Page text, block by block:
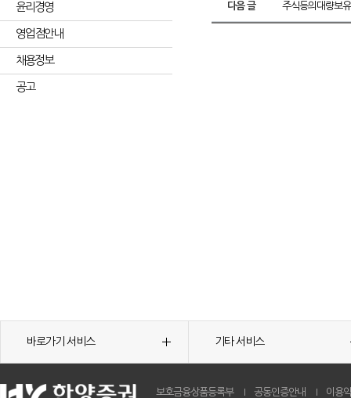
윤리경영
영업점안내
채용정보
공고
다음 글 주식등의대량보
바로가기 서비스 기타 서비스
보호금융상품등록부 공동인증안내 이용